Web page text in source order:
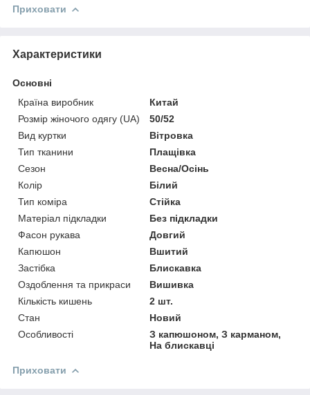
Приховати
Характеристики
Основні
Країна виробник
Китай
Розмір жіночого одягу (UA)
50/52
Вид куртки
Вітровка
Тип тканини
Плащівка
Сезон
Весна/Осінь
Колір
Білий
Тип коміра
Стійка
Матеріал підкладки
Без підкладки
Фасон рукава
Довгий
Капюшон
Вшитий
Застібка
Блискавка
Оздоблення та прикраси
Вишивка
Кількість кишень
2 шт.
Стан
Новий
Особливості
З капюшоном, З карманом,
На блискавці
Приховати